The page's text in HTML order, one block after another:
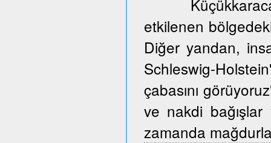
etkilenen
Diğer yandan,
Schleswig-
çabasını
ve nakdi bağışlar
zamanda